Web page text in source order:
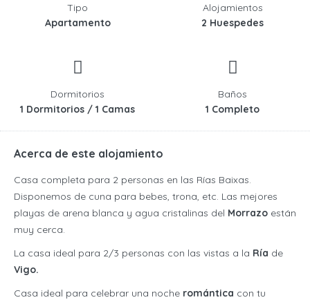
Tipo
Apartamento
Alojamientos
2 Huespedes
Dormitorios
1 Dormitorios / 1 Camas
Baños
1 Completo
Acerca de este alojamiento
Casa completa para 2 personas en las Rías Baixas.
Disponemos de cuna para bebes, trona, etc. Las mejores
playas de arena blanca y agua cristalinas del Morrazo están
muy cerca.
La casa ideal para 2/3 personas con las vistas a la Ría de
Vigo.
Casa ideal para celebrar una noche romántica con tu